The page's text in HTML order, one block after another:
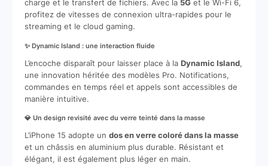
charge et le transfert de fichiers. Avec la 5Get le Wi-Fi 6,
profitez de vitesses de connexion ultra-rapides pour le
streaming et le cloud gaming.
✨ Dynamic Island : une interaction fluide
L’encoche disparaît pour laisser place à la Dynamic Island,
une innovation héritée des modèles Pro. Notifications,
commandes en temps réel et appels sont accessibles de
manière intuitive.
💎 Un design revisité avec du verre teinté dans la masse
L’iPhone 15 adopte un dos en verre coloré dans la masse
et un châssis en aluminium plus durable. Résistant et
élégant, il est également plus léger en main.